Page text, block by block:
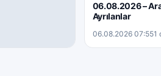
06.08.2026 –
Ayrılanlar
06.08.2026 07:551